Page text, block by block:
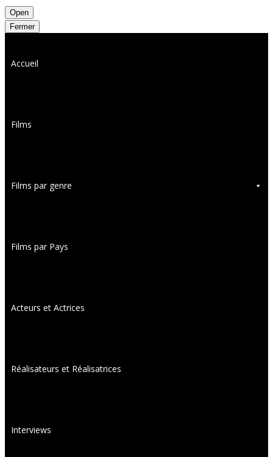
Open
Fermer
Accueil
Films
Films par genre
Films par Pays
Acteurs et Actrices
Réalisateurs et Réalisatrices
Interviews